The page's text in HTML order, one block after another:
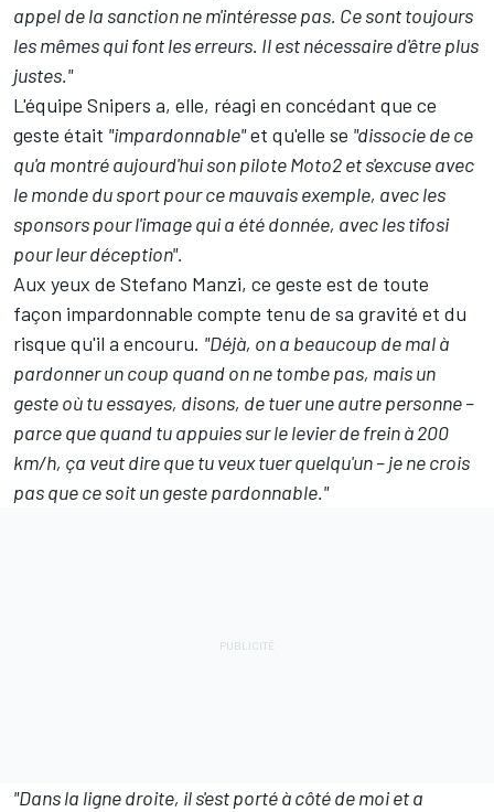
appel de la sanction ne m'intéresse pas. Ce sont toujours
les mêmes qui font les erreurs. Il est nécessaire d'être plus
justes."
L'équipe Snipers a, elle, réagi en concédant que ce
geste était "impardonnable"et qu'elle se "dissocie de ce
qu'a montré aujourd'hui son pilote Moto2 et s'excuse avec
le monde du sport pour ce mauvais exemple, avec les
sponsors pour l'image qui a été donnée, avec les tifosi
pour leur déception".
Aux yeux de Stefano Manzi, ce geste est de toute
façon impardonnable compte tenu de sa gravité et du
risque qu'il a encouru. "Déjà, on a beaucoup de mal à
pardonner un coup quand on ne tombe pas, mais un
geste où tu essayes, disons, de tuer une autre personne –
parce que quand tu appuies sur le levier de frein à 200
km/h, ça veut dire que tu veux tuer quelqu'un – je ne crois
pas que ce soit un geste pardonnable."
"Dans la ligne droite, il s'est porté à côté de moi et a